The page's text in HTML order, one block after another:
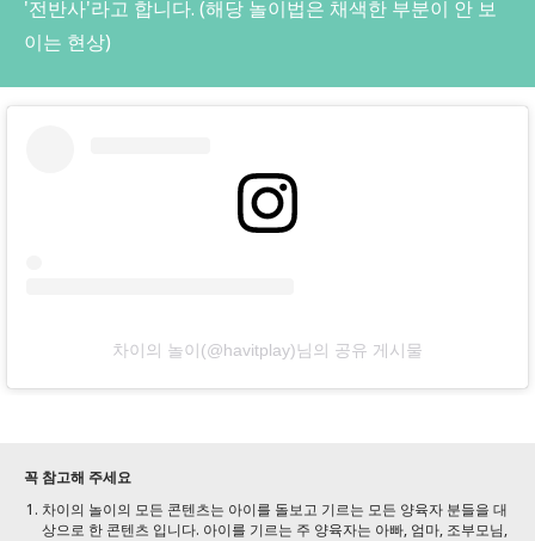
'전반사'라고 합니다. (해당 놀이법은 채색한 부분이 안 보
이는 현상)
차이의 놀이(@havitplay)님의 공유 게시물
꼭 참고해 주세요
차이의 놀이의 모든 콘텐츠는 아이를 돌보고 기르는 모든 양육자 분들을 대
상으로 한 콘텐츠 입니다. 아이를 기르는 주 양육자는 아빠, 엄마, 조부모님,